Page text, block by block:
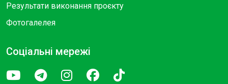
Результати виконання проєкту
Фотогалелея
Соціальні мережі